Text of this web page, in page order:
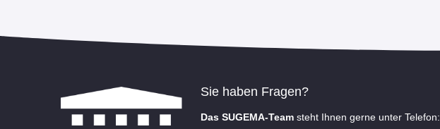
Sie haben Fragen?
Das SUGEMA-Team steht Ihnen gerne unter Telefon: